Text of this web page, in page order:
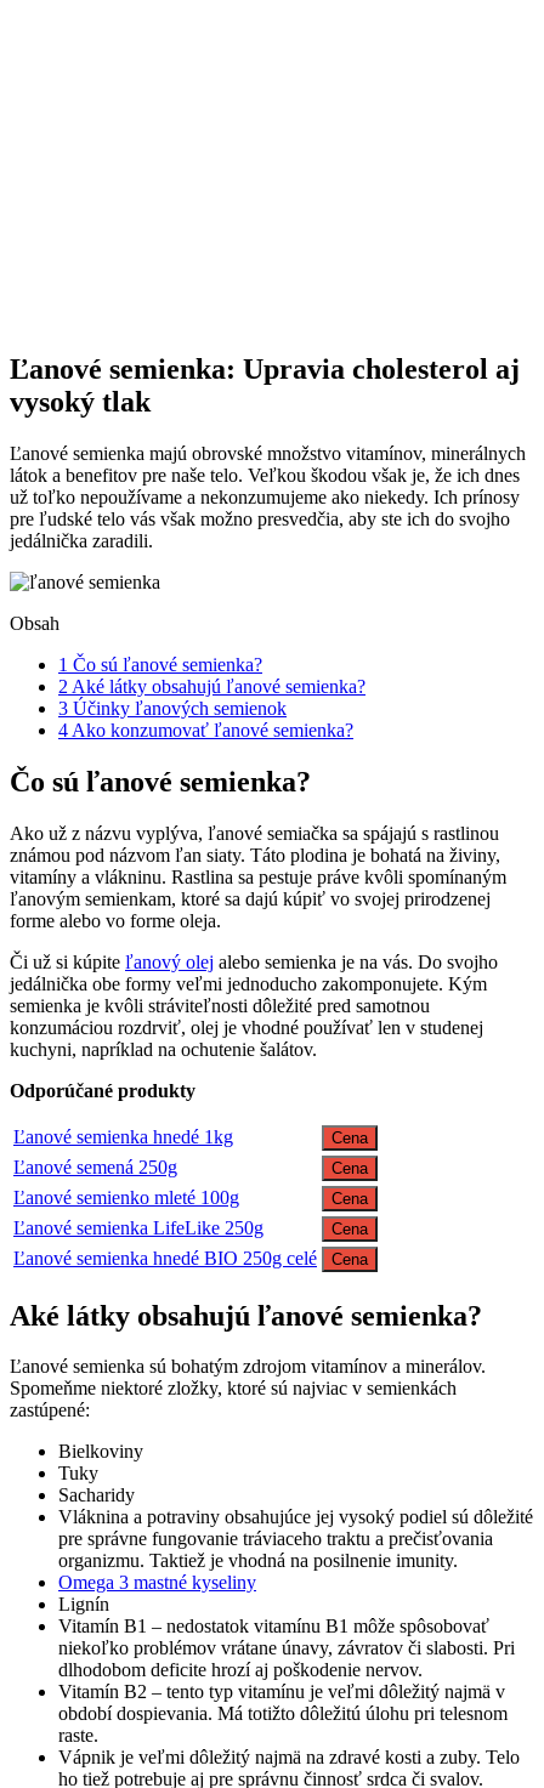
Ľanové semienka: Upravia cholesterol aj
vysoký tlak
Ľanové semienka majú obrovské množstvo vitamínov, minerálnych
látok a benefitov pre naše telo. Veľkou škodou však je, že ich dnes
už toľko nepoužívame a nekonzumujeme ako niekedy. Ich prínosy
pre ľudské telo vás však možno presvedčia, aby ste ich do svojho
jedálnička zaradili.
Obsah
1 Čo sú ľanové semienka?
2 Aké látky obsahujú ľanové semienka?
3 Účinky ľanových semienok
4 Ako konzumovať ľanové semienka?
Čo sú ľanové semienka?
Ako už z názvu vyplýva, ľanové semiačka sa spájajú s rastlinou
známou pod názvom ľan siaty. Táto plodina je bohatá na živiny,
vitamíny a vlákninu. Rastlina sa pestuje práve kvôli spomínaným
ľanovým semienkam, ktoré sa dajú kúpiť vo svojej prirodzenej
forme alebo vo forme oleja.
Či už si kúpite ľanový olej alebo semienka je na vás. Do svojho
jedálnička obe formy veľmi jednoducho zakomponujete. Kým
semienka je kvôli stráviteľnosti dôležité pred samotnou
konzumáciou rozdrviť, olej je vhodné používať len v studenej
kuchyni, napríklad na ochutenie šalátov.
Odporúčané produkty
Ľanové semienka hnedé 1kg Cena
Ľanové semená 250g Cena
Ľanové semienko mleté 100g Cena
Ľanové semienka LifeLike 250g Cena
Ľanové semienka hnedé BIO 250g celé Cena
Aké látky obsahujú ľanové semienka?
Ľanové semienka sú bohatým zdrojom vitamínov a minerálov.
Spomeňme niektoré zložky, ktoré sú najviac v semienkách
zastúpené:
Bielkoviny
Tuky
Sacharidy
Vláknina a potraviny obsahujúce jej vysoký podiel sú dôležité
pre správne fungovanie tráviaceho traktu a prečisťovania
organizmu. Taktiež je vhodná na posilnenie imunity.
Omega 3 mastné kyseliny
Lignín
Vitamín B1 – nedostatok vitamínu B1 môže spôsobovať
niekoľko problémov vrátane únavy, závratov či slabosti. Pri
dlhodobom deficite hrozí aj poškodenie nervov.
Vitamín B2 – tento typ vitamínu je veľmi dôležitý najmä v
období dospievania. Má totižto dôležitú úlohu pri telesnom
raste.
Vápnik je veľmi dôležitý najmä na zdravé kosti a zuby. Telo
ho tiež potrebuje aj pre správnu činnosť srdca či svalov.